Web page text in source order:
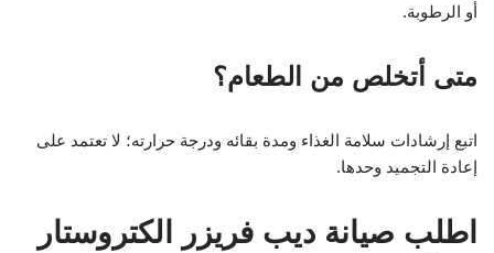
أو الرطوبة.
متى أتخلص من الطعام؟
اتبع إرشادات سلامة الغذاء ومدة بقائه ودرجة حرارته؛ لا تعتمد على
إعادة التجميد وحدها.
اطلب صيانة ديب فريزر الكتروستار